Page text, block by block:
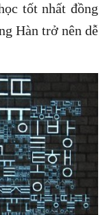
tốt nhất đồng
Hàn trở nên dễ